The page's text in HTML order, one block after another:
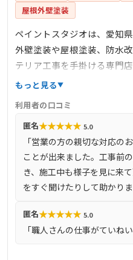
屋根外壁塗装
ペイントスタジオは、愛知
外壁塗装や屋根塗装、防水
テリア工事を手掛ける専門
信頼を持ち、年間施工件数
証を掲げています。ドロー
豊富な塗装アドバイザーに
新の技術ときめ細やかな対
す。
もっと見る
利用者の口コミ
匿名★★★★★ 5.0
「営業の方の親切な対応の
ことが出来ました。工事前
き、施工中も様子を見に来
をすぐ聞けたりして助かりま
匿名★★★★★ 5.0
「職人さんの仕事がていね